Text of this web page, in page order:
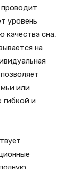
проводит
уровень
качества сна,
на
или
гибкой и